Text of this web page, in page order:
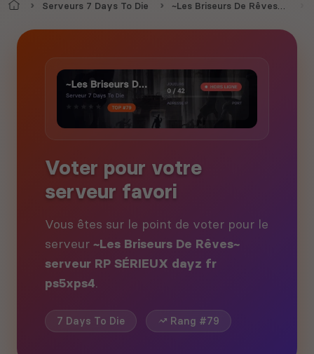
AccueilServeurs 7 Days To Die ~Les Briseurs De Rêves~ serveur RP SÉRIEUX dayz fr ps5xps4
Voter pour votre
serveur favori
Vous êtes sur le point de voter pour le
serveur ~Les Briseurs De Rêves~
serveur RP SÉRIEUX dayz fr
ps5xps4.
7 Days To Die Rang #79